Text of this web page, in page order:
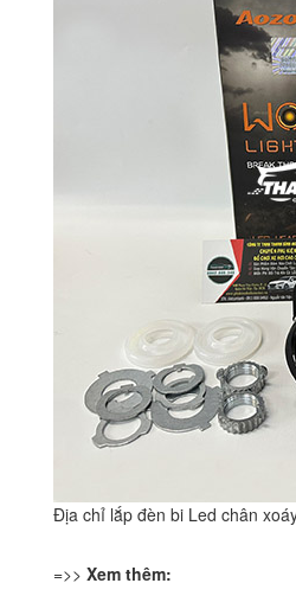
Địa chỉ lắp đèn bi Led chân
=>> Xem thêm: